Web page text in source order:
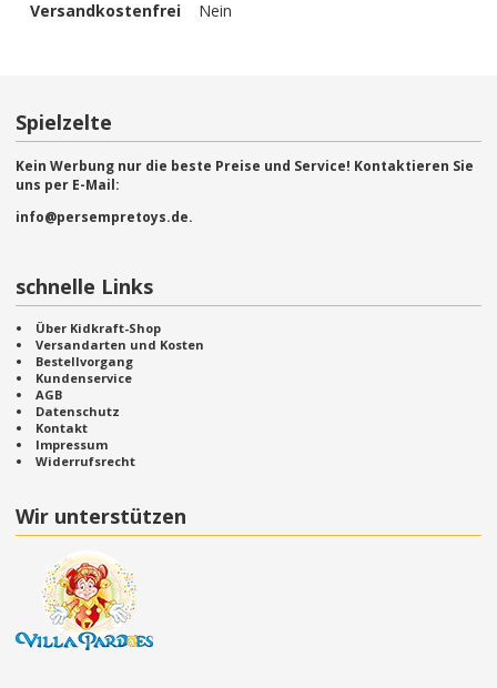
Versandkostenfrei
Nein
Spielzelte
Kein Werbung nur die beste Preise und Service! Kontaktieren Sie
uns per E-Mail:
info@persempretoys.de.
schnelle Links
Über Kidkraft-Shop
Versandarten und Kosten
Bestellvorgang
Kundenservice
AGB
Datenschutz
Kontakt
Impressum
Widerrufsrecht
Wir unterstützen